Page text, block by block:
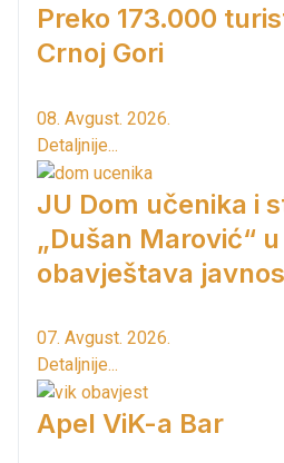
Preko 173.000
Crnoj Gori
08. Avgust. 2026.
Detaljnije...
JU Dom učenika i
„Dušan Marović“
obavještava
07. Avgust. 2026.
Detaljnije...
Apel ViK-a Bar